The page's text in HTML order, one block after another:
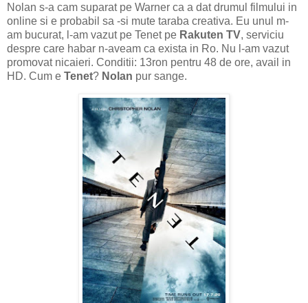
Nolan s-a cam suparat pe Warner ca a dat drumul filmului in
online si e probabil sa -si mute taraba creativa. Eu unul m-
am bucurat, l-am vazut pe Tenet pe Rakuten TV, serviciu
despre care habar n-aveam ca exista in Ro. Nu l-am vazut
promovat nicaieri. Conditii: 13ron pentru 48 de ore, avail in
HD. Cum e Tenet? Nolan pur sange.